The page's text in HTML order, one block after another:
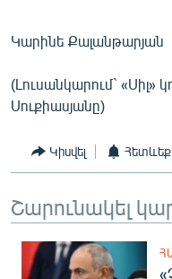
Կարինե Քալանթարյան
(Լուսանկարում`
Սուքիասյանը)
Կիսվել Հետևեք
Շարունակել